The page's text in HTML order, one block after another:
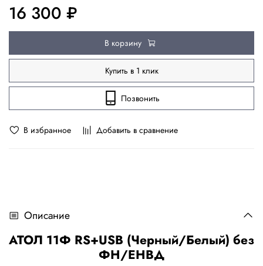
В избранное Добавить в сравнение
16 300 ₽
В корзину
Купить в 1 клик
Позвонить
Описание
АТОЛ 11Ф RS+USB (Черный/Белый) без
ФН/ЕНВД